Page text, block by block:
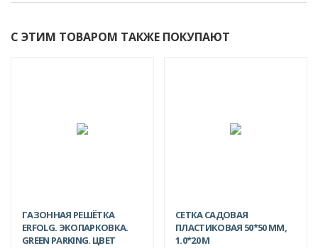
С ЭТИМ ТОВАРОМ ТАКЖЕ ПОКУПАЮТ
ГАЗОННАЯ РЕШЁТКА
ERFOLG. ЭКОПАРКОВКА.
GREEN PARKING. ЦВЕТ
СЕТКА САДОВАЯ
ПЛАСТИКОВАЯ 50*50 ММ,
1.0*20 М